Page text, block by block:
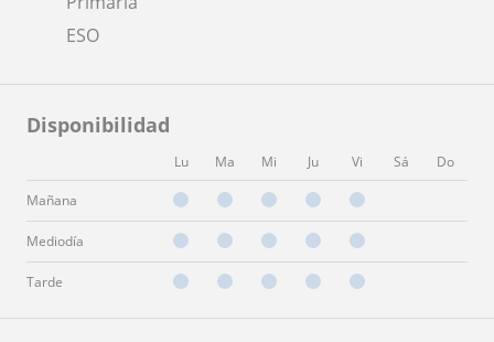
ESO
Disponibilidad
Lu Ma Mi Ju Vi Sá Do
Mañana
Mediodía
Tarde